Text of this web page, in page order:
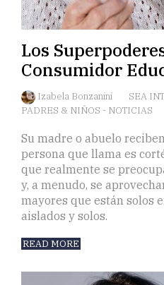
Los
Consumidor
Izabela Bonzanini SEA
PADRES & NIÑOS - NOTICIAS
Su madre o abuelo
persona que llama es
que realmente se
y, a menudo, se
mayores que están solos
aislados y solos.
READ MORE